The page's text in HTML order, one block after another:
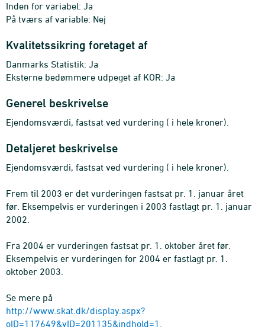
Inden for variabel: Ja
På tværs af variable: Nej
Kvalitetssikring foretaget af
Danmarks Statistik: Ja
Eksterne bedømmere udpeget af KOR: Ja
Generel beskrivelse
Ejendomsværdi, fastsat ved vurdering ( i hele kroner).
Detaljeret beskrivelse
Ejendomsværdi, fastsat ved vurdering ( i hele kroner).
Frem til 2003 er det vurderingen fastsat pr. 1. januar året
før. Eksempelvis er vurderingen i 2003 fastlagt pr. 1. januar
2002.
Fra 2004 er vurderingen fastsat pr. 1. oktober året før.
Eksempelvis er vurderingen for 2004 er fastlagt pr. 1.
oktober 2003.
Se mere på
http://www.skat.dk/display.aspx?
oID=117649&vID=201135&indhold=1.